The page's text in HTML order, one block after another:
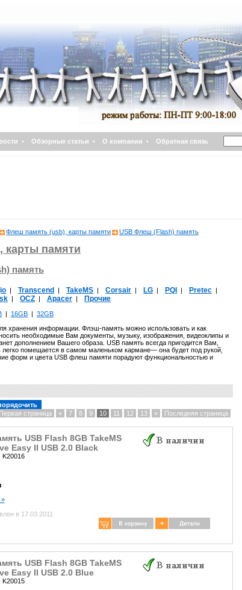
• Обзорные статьи • О компании • Обратная связь
Флеш память (usb), карты памяти USB Флеш (Flash) память
карты памяти
память
| Transcend | TakeMS | Corsair | LG | PQI | Pretec |
| OCZ | Apacer | Прочие
| 16GB | 32GB
хранения информации. Флэш-память можно использовать и как
необходимые Вам документы, музыку, изображения, видеоклипы и
дополнением Вашего образа. USB память всегда пригодится Вам,
помещается в самом маленьком кармане— она будет под рукой,
форм и цвета USB флеш памяти порадуют функциональностью и
Первая страница « 7 8 9 10 11 12 13 » Последняя страница
USB Flash 8GB TakeMS
Easy II USB 2.0 Black
K20016
»
в 17.03.2011
USB Flash 8GB TakeMS
Easy II USB 2.0 Blue
K20015